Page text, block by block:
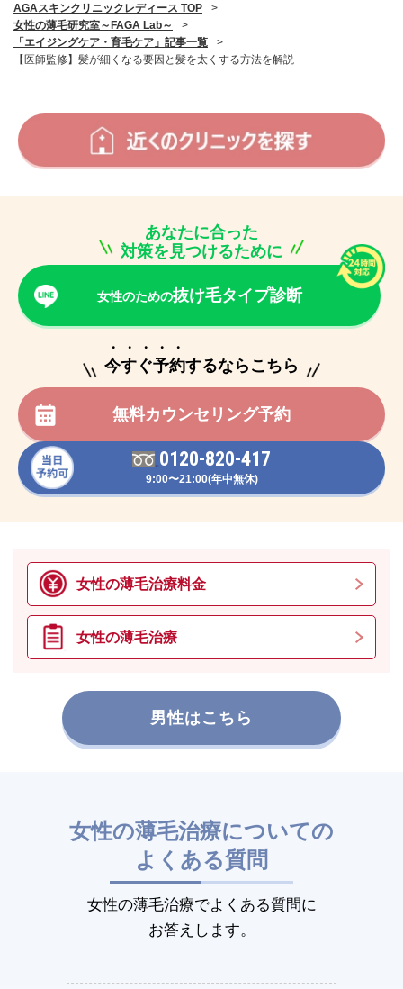
AGAスキンクリニックレディース TOP
>
女性の薄毛研究室～FAGA Lab～
>
「エイジングケア・育毛ケア」記事一覧
>
【医師監修】髪が細くなる要因と髪を太くする方法を解説
あなたに合った
対策を見つけるために
女性のための抜け毛タイプ診断
今すぐ予約するならこちら
・・・・・
無料カウンセリング予約
0120-820-417
9:00〜21:00(年中無休)
女性の薄毛治療料金
女性の薄毛治療
男性はこちら
女性の薄毛治療についての
よくある質問
女性の薄毛治療でよくある質問に
お答えします。